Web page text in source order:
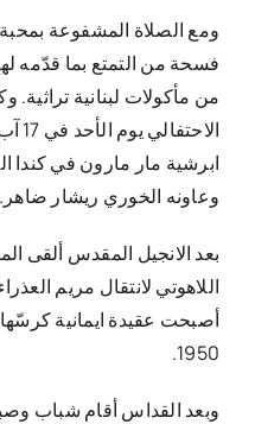
ومع الصلاة المشفوعة
فسحة من التمتع بما قدّمه
من مأكولات لبنانية
ابرشية مار مارون في كندا
وعاونه الخوري ريشار ضاهر.
بعد الانجيل المقدس ألقى
اللاهوتي لانتقال مريم
أصبحت عقيدة ايمانية
1950.
وبعد القداس أقام شباب